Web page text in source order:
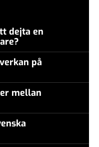
dejta en
på
mellan